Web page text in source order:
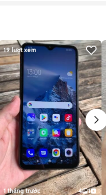
19lượt xem
1 tháng trước 4 1